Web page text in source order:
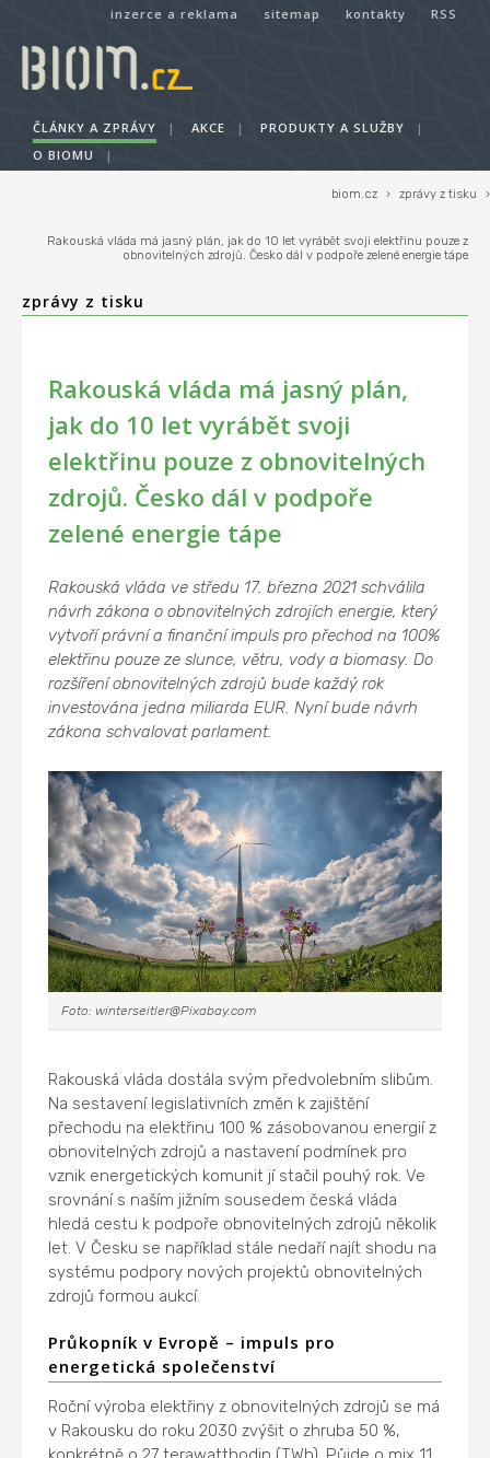
inzerce a reklama sitemap kontakty RSS
ČLÁNKY A ZPRÁVY | AKCE | PRODUKTY A SLUŽBY
|
O BIOMU
|
biom.cz › zprávy z tisku ›
Rakouská vláda má jasný plán, jak do 10 let vyrábět svoji elektřinu pouze z
obnovitelných zdrojů. Česko dál v podpoře zelené energie tápe
zprávy z tisku
Rakouská vláda má jasný plán,
jak do 10 let vyrábět svoji
elektřinu pouze z obnovitelných
zdrojů. Česko dál v podpoře
zelené energie tápe
Rakouská vláda ve středu 17. března 2021 schválila
návrh zákona o obnovitelných zdrojích energie, který
vytvoří právní a finanční impuls pro přechod na 100%
elektřinu pouze ze slunce, větru, vody a biomasy. Do
rozšíření obnovitelných zdrojů bude každý rok
investována jedna miliarda EUR. Nyní bude návrh
zákona schvalovat parlament.
Foto: winterseitler@Pixabay.com
Rakouská vláda dostála svým předvolebním slibům.
Na sestavení legislativních změn k zajištění
přechodu na elektřinu 100 % zásobovanou energií z
obnovitelných zdrojů a nastavení podmínek pro
vznik energetických komunit jí stačil pouhý rok. Ve
srovnání s naším jižním sousedem česká vláda
hledá cestu k podpoře obnovitelných zdrojů několik
let. V Česku se například stále nedaří najít shodu na
systému podpory nových projektů obnovitelných
zdrojů formou aukcí.
Průkopník v Evropě – impuls pro
energetická společenství
Roční výroba elektřiny z obnovitelných zdrojů se má
v Rakousku do roku 2030 zvýšit o zhruba 50 %,